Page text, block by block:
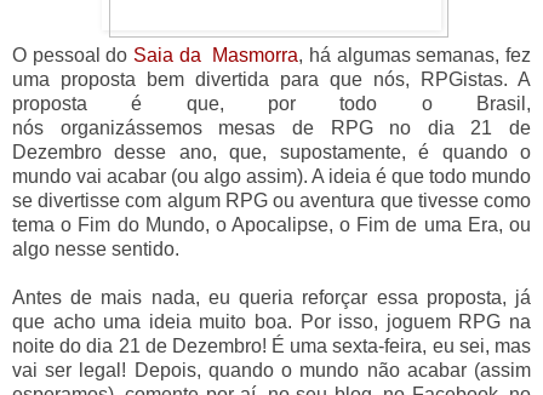
O pessoal do Saia da Masmorra, há algumas semanas, fez
uma proposta bem divertida para que nós, RPGistas. A
proposta é que, por todo o Brasil,
nós organizássemos mesas de RPG no dia 21 de
Dezembro desse ano, que, supostamente, é quando o
mundo vai acabar (ou algo assim). A ideia é que todo mundo
se divertisse com algum RPG ou aventura que tivesse como
tema o Fim do Mundo, o Apocalipse, o Fim de uma Era, ou
algo nesse sentido.
Antes de mais nada, eu queria reforçar essa proposta, já
que acho uma ideia muito boa. Por isso, joguem RPG na
noite do dia 21 de Dezembro! É uma sexta-feira, eu sei, mas
vai ser legal! Depois, quando o mundo não acabar (assim